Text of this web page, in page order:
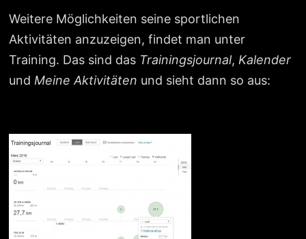
Weitere Möglichkeiten seine sportlichen
Aktivitäten anzuzeigen, findet man unter
Training. Das sind das Trainingsjournal, Kalender
und Meine Aktivitäten und sieht dann so aus: